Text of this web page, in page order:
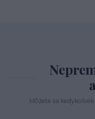
Môžete sa